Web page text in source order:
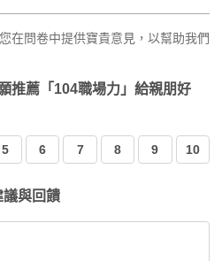
在問卷中提供寶貴意見，以幫助我們
推薦「104職場力」給親朋好
5 6 7 8 9 10
與回饋